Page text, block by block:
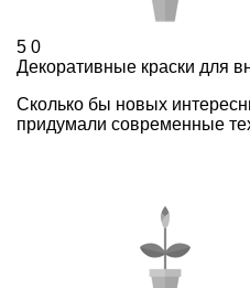
5 0
Декоративные краски для
Сколько бы новых
придумали современные